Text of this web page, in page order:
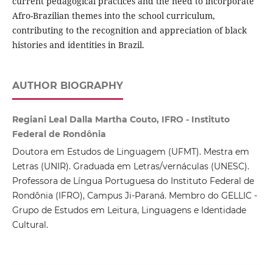
Afro-Brazilian themes into the school curriculum,
contributing to the recognition and appreciation of black
histories and identities in Brazil.
AUTHOR BIOGRAPHY
Regiani Leal Dalla Martha Couto, IFRO - Instituto
Federal de Rondônia
Doutora em Estudos de Linguagem (UFMT). Mestra em
Letras (UNIR). Graduada em Letras/vernáculas (UNESC).
Professora de Língua Portuguesa do Instituto Federal de
Rondônia (IFRO), Campus Ji-Paraná. Membro do GELLIC -
Grupo de Estudos em Leitura, Linguagens e Identidade
Cultural.